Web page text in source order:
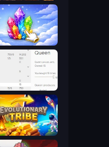
Crystalia Idle Clicker
Idle Ants
Evolutionary Tribe